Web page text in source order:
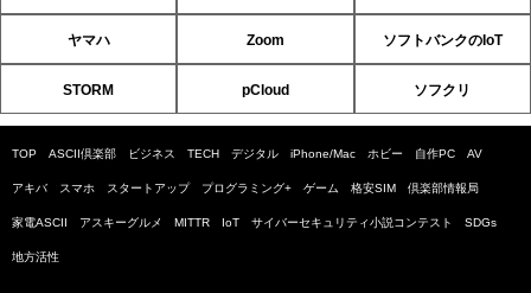
ヤマハ Zoom ソフトバンクのIoT
STORM pCloud ソフクリ
TOP ASCII倶楽部 ビジネス TECH デジタル iPhone/Mac ホビー 自作PC AV
アキバ スマホ スタートアップ プログラミング+ ゲーム 格安SIM 倶楽部情報局
家電ASCII アスキーグルメ MITTR IoT サイバーセキュリティ小説コンテスト SDGs
地方活性